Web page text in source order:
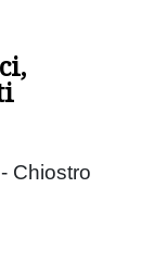
- Chiostro